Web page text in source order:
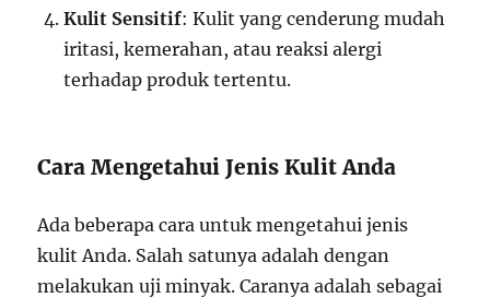
Kulit Sensitif: Kulit yang cenderung mudah
iritasi, kemerahan, atau reaksi alergi
terhadap produk tertentu.
Cara Mengetahui Jenis Kulit Anda
Ada beberapa cara untuk mengetahui jenis
kulit Anda. Salah satunya adalah dengan
melakukan uji minyak. Caranya adalah sebagai